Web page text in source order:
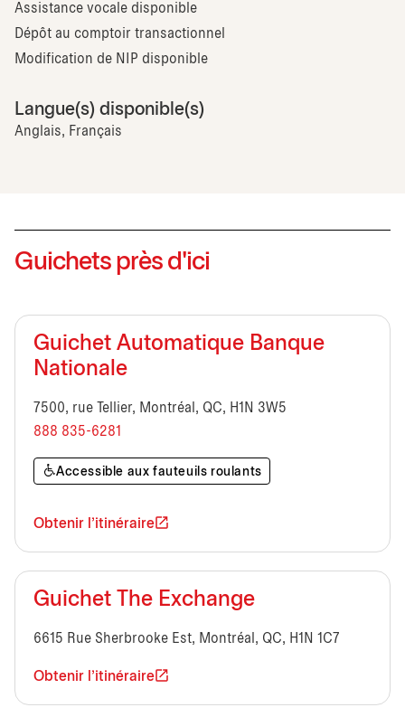
Assistance vocale disponible
Dépôt au comptoir transactionnel
Modification de NIP disponible
Langue(s) disponible(s)
Anglais, Français
Guichets près d'ici
Guichet Automatique Banque
Nationale
7500, rue Tellier, Montréal, QC, H1N 3W5
888 835-6281
Accessible aux fauteuils roulants
Obtenir l'itinéraire
Guichet The Exchange
6615 Rue Sherbrooke Est, Montréal, QC, H1N 1C7
Obtenir l'itinéraire